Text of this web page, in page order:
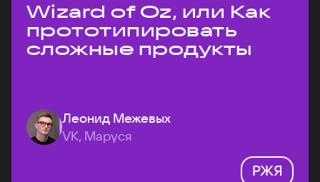
Wizard of Oz, или Как
прототипировать
сложные продукты
Леонид Межевых
VK, Маруся
РЖЯ